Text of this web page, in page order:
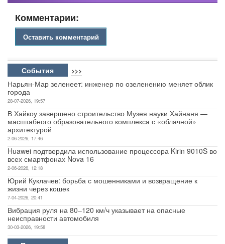
Комментарии:
Оставить комментарий
События >>>
Нарьян-Мар зеленеет: инженер по озеленению меняет облик
города
28-07-2026, 19:57
В Хайкоу завершено строительство Музея науки Хайнаня —
масштабного образовательного комплекса с «облачной»
архитектурой
2-06-2026, 17:46
Huawei подтвердила использование процессора Kirin 9010S во
всех смартфонах Nova 16
2-06-2026, 12:18
Юрий Куклачев: борьба с мошенниками и возвращение к
жизни через кошек
7-04-2026, 20:41
Вибрация руля на 80–120 км/ч указывает на опасные
неисправности автомобиля
30-03-2026, 19:58